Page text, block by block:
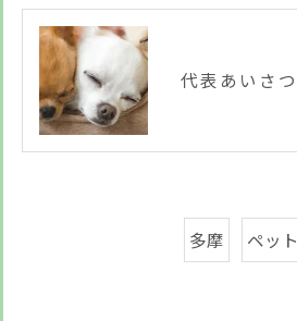
代表あいさつ
多摩 ペット